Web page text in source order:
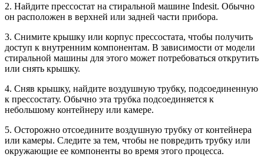
2. Найдите прессостат на стиральной машине Indesit. Обычно
он расположен в верхней или задней части прибора.
3. Снимите крышку или корпус прессостата, чтобы получить
доступ к внутренним компонентам. В зависимости от модели
стиральной машины для этого может потребоваться открутить
или снять крышку.
4. Сняв крышку, найдите воздушную трубку, подсоединенную
к прессостату. Обычно эта трубка подсоединяется к
небольшому контейнеру или камере.
5. Осторожно отсоедините воздушную трубку от контейнера
или камеры. Следите за тем, чтобы не повредить трубку или
окружающие ее компоненты во время этого процесса.